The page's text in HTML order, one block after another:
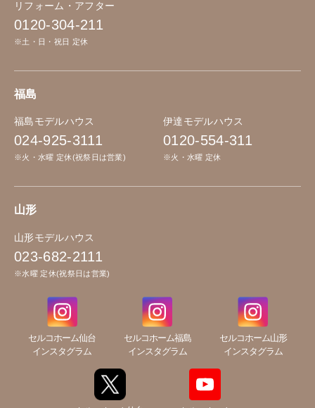
リフォーム・アフター
0120-304-211
※土・日・祝日 定休
福島
福島モデルハウス
024-925-3111
※火・水曜 定休(祝祭日は営業)
伊達モデルハウス
0120-554-311
※火・水曜 定休
山形
山形モデルハウス
023-682-2111
※水曜 定休(祝祭日は営業)
セルコホーム仙台
インスタグラム
セルコホーム福島
インスタグラム
セルコホーム山形
インスタグラム